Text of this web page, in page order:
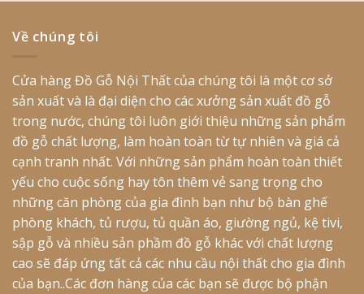
Về chúng tôi
Cửa hàng Đồ Gỗ Nội Thất của chúng tôi là một cơ sở
sản xuất và là đại diện cho các xưởng sản xuất đồ gỗ
trong nước, chúng tôi luôn giới thiệu những sản phẩm
đồ gỗ chất lượng, làm hoàn toàn từ tự nhiên và giá cả
cạnh tranh nhất. Với những sản phẩm hoàn toàn thiết
yếu cho cuộc sống hay tôn thêm vẻ sang trọng cho
những căn phòng của gia đình bạn như bộ bàn ghế
phòng khách, tủ rượu, tủ quần áo, giường ngủ, kệ tivi,
sập gỗ và nhiều sản phầm đồ gỗ khác với chất lượng
cao sẽ đáp ứng tất cả các nhu cầu nội thất cho gia đình
của bạn..Các đơn hàng của các bạn sẽ được bộ phận